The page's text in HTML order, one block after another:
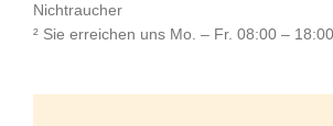
Nichtraucher
² Sie erreichen uns Mo. – Fr. 08:00 –